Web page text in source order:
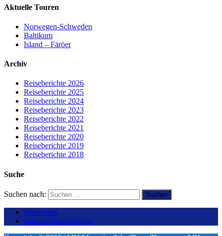
Aktuelle Touren
Norwegen-Schweden
Baltikum
Island – Färöer
Archiv
Reiseberichte 2026
Reiseberichte 2025
Reiseberichte 2024
Reiseberichte 2023
Reiseberichte 2022
Reiseberichte 2021
Reiseberichte 2020
Reiseberichte 2019
Reiseberichte 2018
Suche
Suchen nach:
Impressum
Datenschutzerklärung